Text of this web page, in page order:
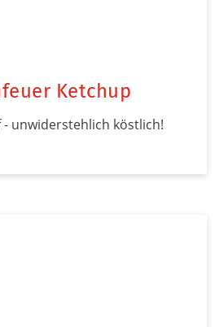
Ketchup
unwiderstehlich köstlich!